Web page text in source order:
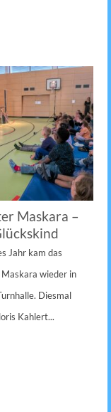
Maskara –
Jahr kam das
wieder in
Diesmal
Kahlert...